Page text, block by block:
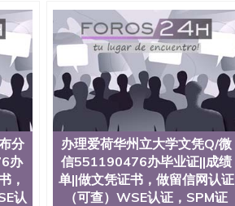
建筑设计、工商管理、材料科学、机械
学、戏剧、市场营销、机械工程、计算
料，确定客户办理信息，给出操作方
定金； 4、预约递交时间，公司人员陪
接邮寄给客户 6、客户确认收到结果，
寸大小，防伪结构（包括：水印，阴影
雕，激光镭射，紫外荧光，温感，复印
，同时和海外学校留学中介， 同时能做
生卡，结业证，录取通知书，在读证明
样版，尺寸大小，纸张材质，防伪技术
势： 我们在保证合理定价的同时，坚持
价比。 咨询顾问：Sam q/微
取通知书，雅思，留学回国证明.
分
办
，
认
办理爱荷华州立大学文凭Q/微
信551190476办毕业证||成绩
单||做文凭证书，做留信网认证
（可查）WSE认证，SPM证